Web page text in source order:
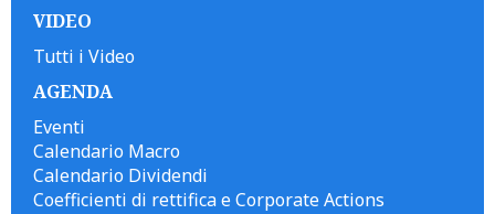
VIDEO
Tutti i Video
AGENDA
Eventi
Calendario Macro
Calendario Dividendi
Coefficienti di rettifica e Corporate Actions